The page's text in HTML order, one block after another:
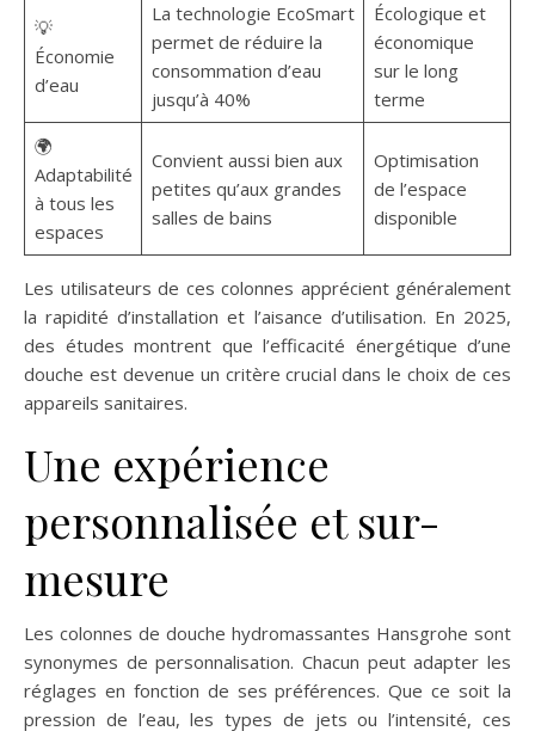
💡
Économie
d’eau
La technologie EcoSmart
permet de réduire la
consommation d’eau
jusqu’à 40%
Écologique et
économique
sur le long
terme
🌍
Adaptabilité
à tous les
espaces
Convient aussi bien aux
petites qu’aux grandes
salles de bains
Optimisation
de l’espace
disponible
Les utilisateurs de ces colonnes apprécient généralement
la rapidité d’installation et l’aisance d’utilisation. En 2025,
des études montrent que l’efficacité énergétique d’une
douche est devenue un critère crucial dans le choix de ces
appareils sanitaires.
Une expérience
personnalisée et sur-
mesure
Les colonnes de douche hydromassantes Hansgrohe sont
synonymes de personnalisation. Chacun peut adapter les
réglages en fonction de ses préférences. Que ce soit la
pression de l’eau, les types de jets ou l’intensité, ces